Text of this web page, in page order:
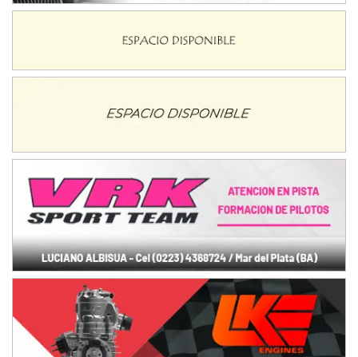
Ciudad de Avellaneda (Asfalto)
SUR SANTAFESINO - F4
Rufino (Santa Fe)